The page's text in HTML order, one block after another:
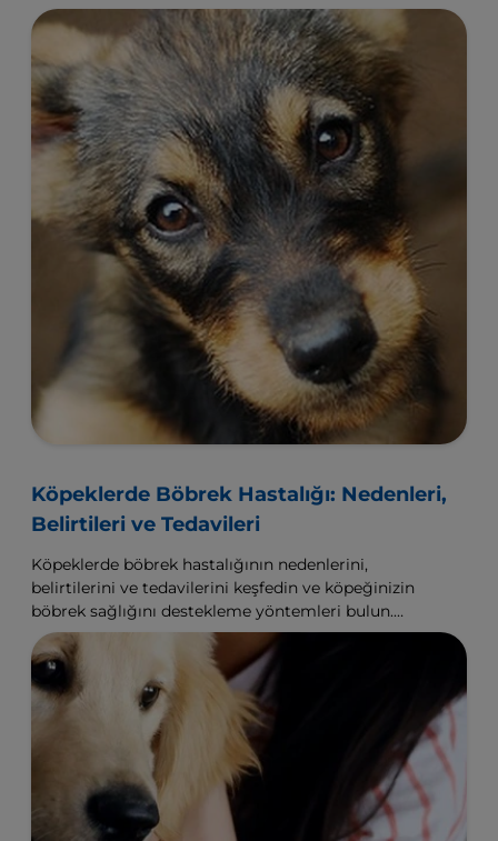
tavsiyeleri için Hill's Pet 'yi ziyaret edin.
Köpeklerde Böbrek Hastalığı: Nedenleri,
Belirtileri ve Tedavileri
Köpeklerde böbrek hastalığının nedenlerini,
belirtilerini ve tedavilerini keşfedin ve köpeğinizin
böbrek sağlığını destekleme yöntemleri bulun.
Hill's Pet'de daha fazla bilgi edinin.